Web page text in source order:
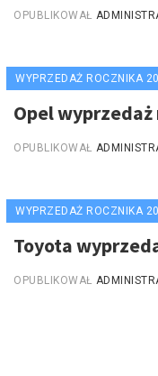
OPUBLIKOWAŁ
WYPRZEDAŻ ROCZNIKA
Opel
OPUBLIKOWAŁ
WYPRZEDAŻ ROCZNIKA
Toyota
OPUBLIKOWAŁ